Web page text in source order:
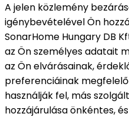
A jelen közlemény
igénybevételével Ön
SonarHome Hungary DB
az Ön személyes adatait
az Ön elvárásainak,
preferenciáinak
használják fel, más
hozzájárulása önkéntes,